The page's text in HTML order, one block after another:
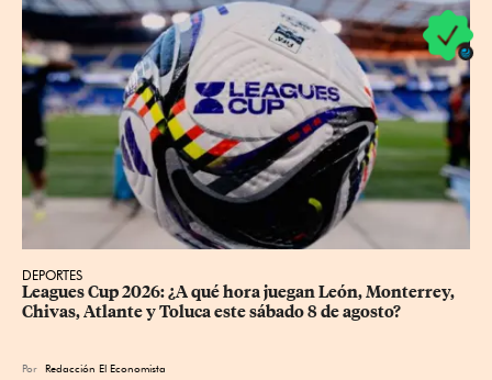
DEPORTES
Leagues Cup 2026: ¿A qué hora juegan León, Monterrey,
Chivas, Atlante y Toluca este sábado 8 de agosto?
Por Redacción El Economista